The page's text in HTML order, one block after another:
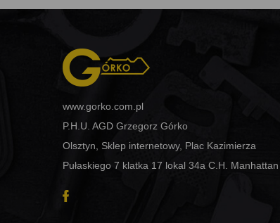
www.gorko.com.pl
P.H.U. AGD Grzegorz Górko
Olsztyn, Sklep internetowy, Plac Kazimierza
Pułaskiego 7 klatka 17 lokal 34a C.H. Manhattan